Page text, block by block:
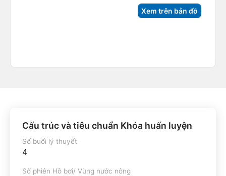
Xem trên bản đồ
Cấu trúc và tiêu chuẩn Khóa huấn luyện
Số buổi lý thuyết
4
Số phiên Hồ bơi/ Vùng nước nông